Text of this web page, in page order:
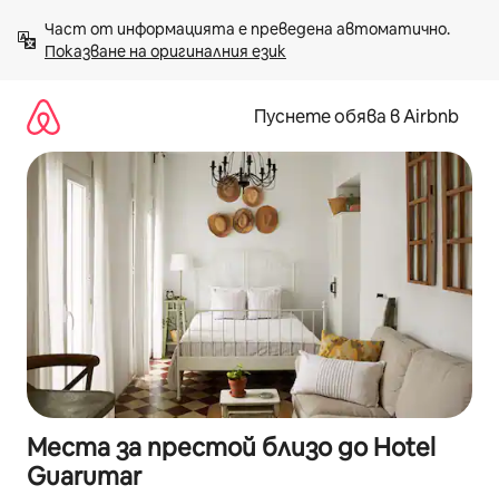
към
съдържанието
Показване на оригиналния език
Пуснете обява в Airbnb
Места за престой близо до Hotel
Guarumar